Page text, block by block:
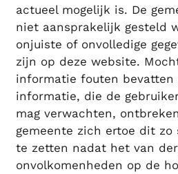
actueel mogelijk is. De
niet aansprakelijk gesteld
onjuiste of onvolledige
zijn op deze website.
informatie fouten
informatie, die de
mag verwachten,
gemeente zich ertoe dit
te zetten nadat het van
onvolkomenheden op de